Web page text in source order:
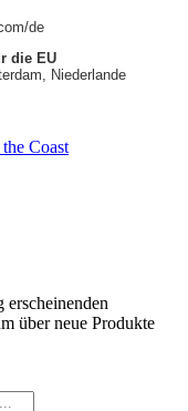
de
die EU
Niederlande
Coast
erscheinenden
über neue Produkte